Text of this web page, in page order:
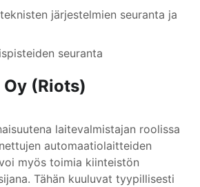
järjestelmien seuranta ja
seuranta
(Riots)
laitevalmistajan roolissa
automaatiolaitteiden
myös toimia kiinteistön
Tähän kuuluvat tyypillisesti